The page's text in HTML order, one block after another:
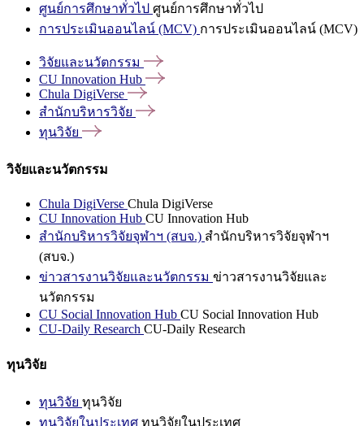
ศูนย์การศึกษาทั่วไป ศูนย์การศึกษาทั่วไป
การประเมินออนไลน์ (MCV) การประเมินออนไลน์ (MCV)
วิจัยและนวัตกรรม
CU Innovation Hub
Chula DigiVerse
สำนักบริหารวิจัย
ทุนวิจัย
วิจัยและนวัตกรรม
Chula DigiVerse Chula DigiVerse
CU Innovation Hub CU Innovation Hub
สำนักบริหารวิจัยจุฬาฯ (สบจ.) สำนักบริหารวิจัยจุฬาฯ
(สบจ.)
ข่าวสารงานวิจัยและนวัตกรรม ข่าวสารงานวิจัยและ
นวัตกรรม
CU Social Innovation Hub CU Social Innovation Hub
CU-Daily Research CU-Daily Research
ทุนวิจัย
ทุนวิจัย ทุนวิจัย
ทุนวิจัยในประเทศ ทุนวิจัยในประเทศ